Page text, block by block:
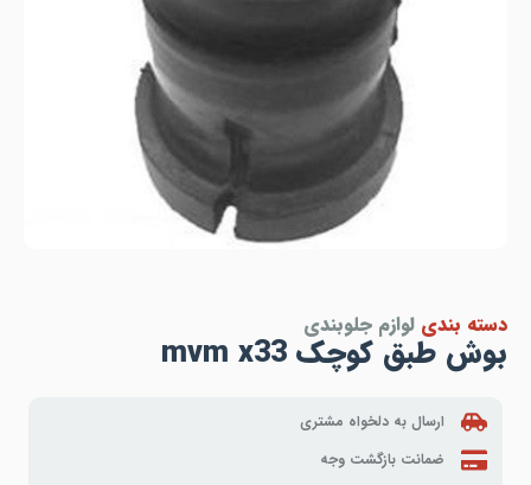
دسته بندی لوازم جلوبندی
بوش طبق کوچک mvm x33
ارسال به دلخواه مشتری
ضمانت بازگشت وجه